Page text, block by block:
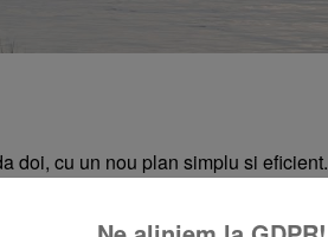
doi, cu un nou plan simplu si
cu incredere, Robert spune “Azi